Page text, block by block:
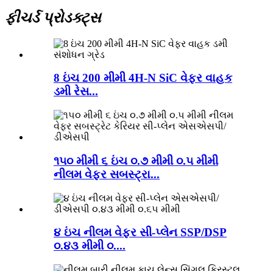
ફીચર્ડ પ્રોડક્ટ્સ
8 ઇંચ 200 મીમી 4H-N SiC વેફર વાહક
ડમી રેસ...
૧૫૦ મીમી ૬ ઇંચ ૦.૭ મીમી ૦.૫ મીમી
નીલમ વેફર સબસ્ટ્રા...
૪ ઇંચ નીલમ વેફર સી-પ્લેન SSP/DSP
૦.૪૩ મીમી ૦....